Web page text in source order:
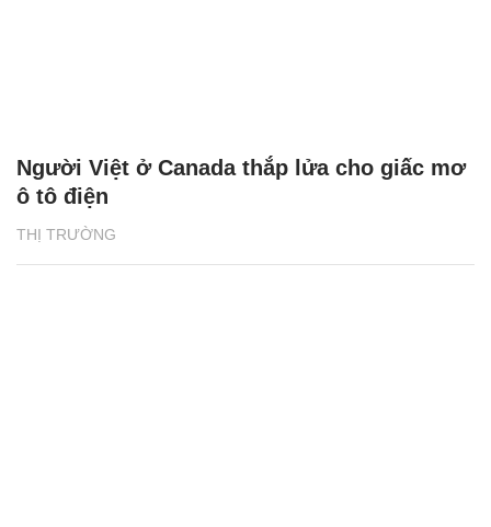
THỊ TRƯỜNG
Người Việt ở Canada thắp lửa cho giấc mơ
ô tô điện